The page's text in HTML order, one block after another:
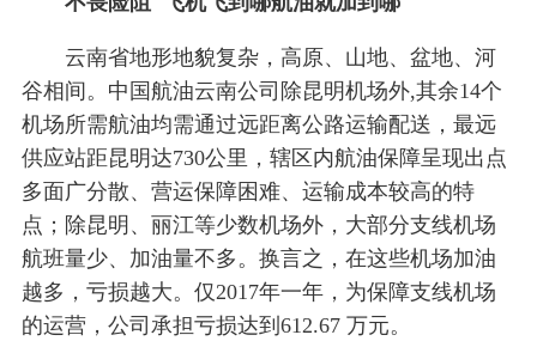
云南省地形地貌复杂，高原、山地、盆地、河
谷相间。中国航油云南公司除昆明机场外,其余14个
机场所需航油均需通过远距离公路运输配送，最远
供应站距昆明达730公里，辖区内航油保障呈现出点
多面广分散、营运保障困难、运输成本较高的特
点；除昆明、丽江等少数机场外，大部分支线机场
航班量少、加油量不多。换言之，在这些机场加油
越多，亏损越大。仅2017年一年，为保障支线机场
的运营，公司承担亏损达到612.67 万元。